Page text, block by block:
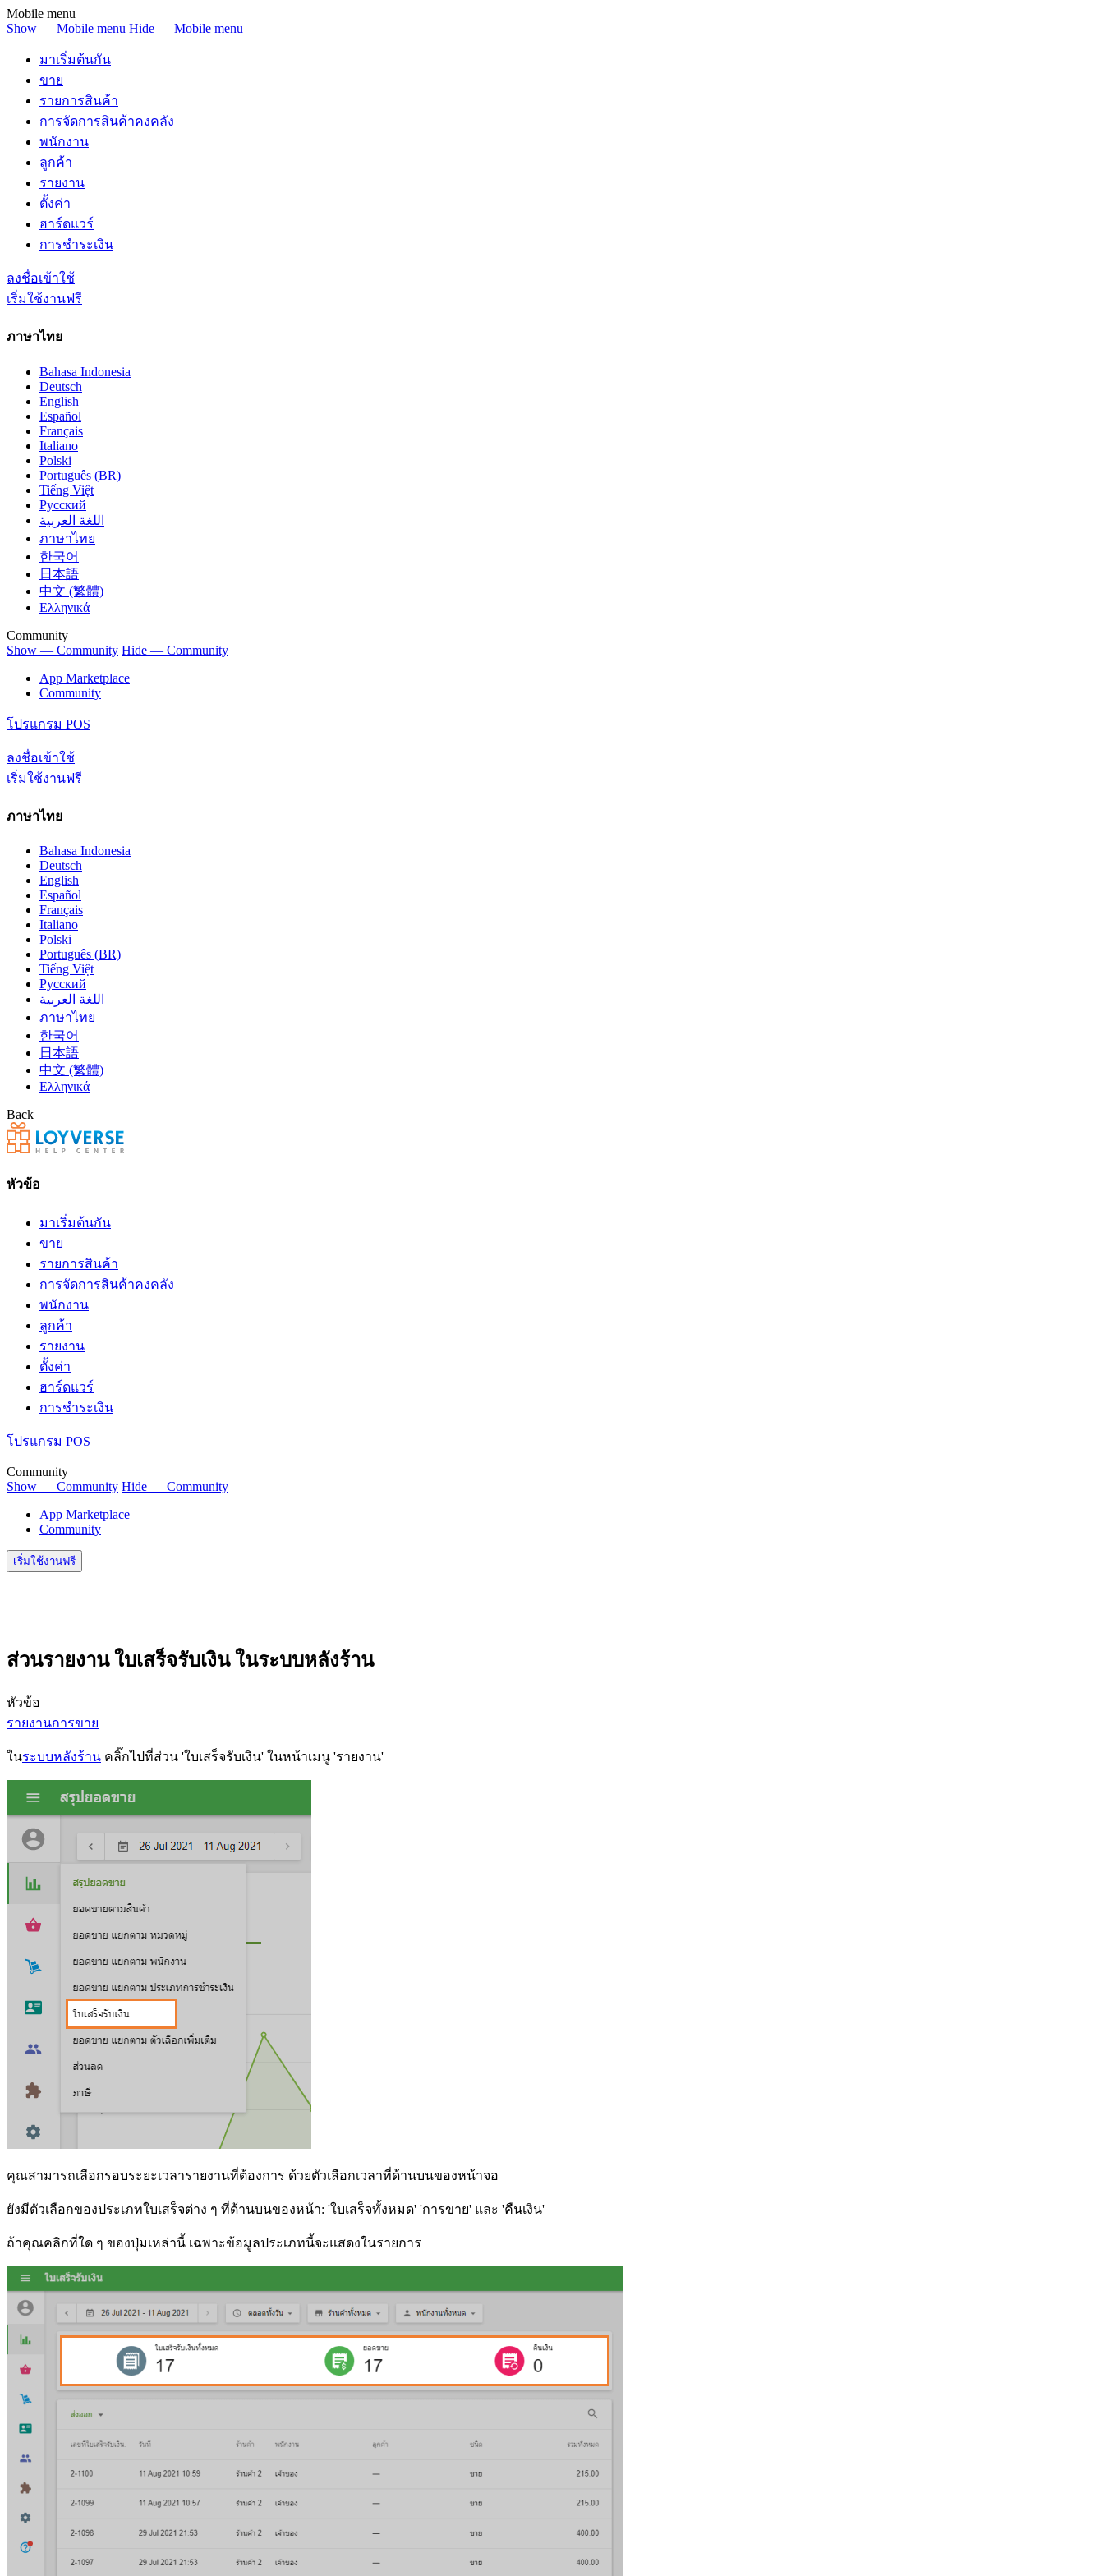
Mobile menu
Show — Mobile menu Hide — Mobile menu
มาเริ่มต้นกัน
ขาย
รายการสินค้า
การจัดการสินค้าคงคลัง
พนักงาน
ลูกค้า
รายงาน
ตั้งค่า
ฮาร์ดแวร์
การชำระเงิน
ลงชื่อเข้าใช้
เริ่มใช้งานฟรี
ภาษาไทย
Bahasa Indonesia
Deutsch
English
Español
Français
Italiano
Polski
Português (BR)
Tiếng Việt
Русский
اللغة العربية
ภาษาไทย
한국어
日本語
中文 (繁體)
Ελληνικά
Community
Show — Community Hide — Community
App Marketplace
Community
โปรแกรม POS
ลงชื่อเข้าใช้
เริ่มใช้งานฟรี
ภาษาไทย
Bahasa Indonesia
Deutsch
English
Español
Français
Italiano
Polski
Português (BR)
Tiếng Việt
Русский
اللغة العربية
ภาษาไทย
한국어
日本語
中文 (繁體)
Ελληνικά
Back
หัวข้อ
มาเริ่มต้นกัน
ขาย
รายการสินค้า
การจัดการสินค้าคงคลัง
พนักงาน
ลูกค้า
รายงาน
ตั้งค่า
ฮาร์ดแวร์
การชำระเงิน
โปรแกรม POS
Community
Show — Community Hide — Community
App Marketplace
Community
เริ่มใช้งานฟรี
ส่วนรายงาน ใบเสร็จรับเงิน ในระบบหลังร้าน
หัวข้อ
รายงานการขาย
ในระบบหลังร้าน คลิ๊กไปที่ส่วน 'ใบเสร็จรับเงิน' ในหน้าเมนู 'รายงาน'
คุณสามารถเลือกรอบระยะเวลารายงานที่ต้องการ ด้วยตัวเลือกเวลาที่ด้านบนของหน้าจอ
ยังมีตัวเลือกของประเภทใบเสร็จต่าง ๆ ที่ด้านบนของหน้า: 'ใบเสร็จทั้งหมด' 'การขาย' และ 'คืนเงิน'
ถ้าคุณคลิกที่ใด ๆ ของปุ่มเหล่านี้ เฉพาะข้อมูลประเภทนี้จะแสดงในรายการ